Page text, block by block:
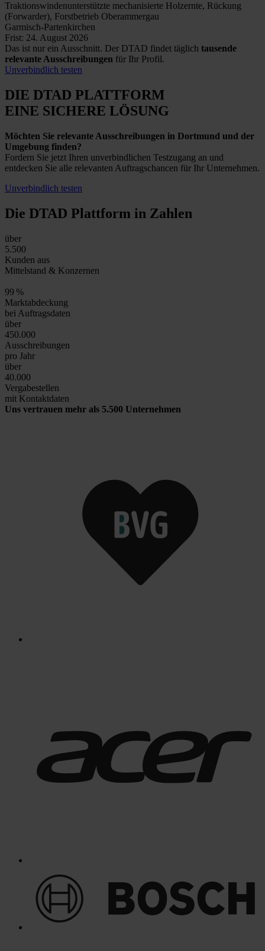
Traktionswindenunterstützte mechanisierte Holzernte, Rückung
(Forwarder), Forstbetrieb Oberammergau
Garmisch-Partenkirchen
Frist: 24. August 2026
Das ist nur ein Ausschnitt. Der DTAD findet täglich tausende
relevante Ausschreibungen für Ihr Profil.
Unverbindlich testen
DIE DTAD PLATTFORM
EINE SICHERE LÖSUNG
Möchten Sie relevante Ausschreibungen in Dortmund und der
Umgebung finden?
Fordern Sie jetzt Ihren unverbindlichen Testzugang an und
entdecken Sie alle relevanten Auftragschancen für Ihr Unternehmen.
Unverbindlich testen
Die DTAD Plattform in Zahlen
über
5.500
Kunden aus
Mittelstand & Konzernen
99 %
Marktabdeckung
bei Auftragsdaten
über
450.000
Ausschreibungen
pro Jahr
über
40.000
Vergabestellen
mit Kontaktdaten
Uns vertrauen mehr als 5.500 Unternehmen